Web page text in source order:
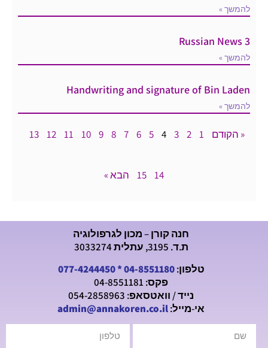
להמשך »
Russian News 3
להמשך »
Handwriting and signature of Bin Laden
להמשך »
« הקודם 1
2
3
4
5
6
7
8
9
10
11
12
13
14
15 הבא »
חנה קורן – מכון לגרפולוגיה
ת.ד. 3195, עתלית 3033274
טלפון:04-8551180
*
077-4244450
פקס: 04-8551181
נייד / וואטסאפ: 054-2858963
אי-מייל:admin@annakoren.co.il